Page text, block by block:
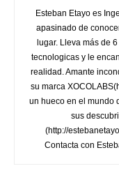
Esteban Etayo es
apasinado de
lugar. Lleva más de
tecnologicas y le
realidad. Amante
su marca
un hueco en el mundo
sus
(http://
Contacta con